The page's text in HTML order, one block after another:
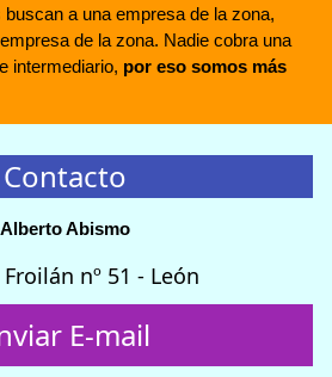
a una empresa de la zona,
de la zona. Nadie cobra una
intermediario, por eso somos más
Contacto
Alberto Abismo
nº 51 - León
E-mail